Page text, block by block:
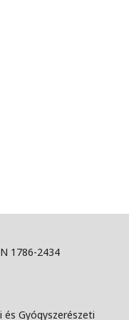
1786-2434
és Gyógyszerészeti